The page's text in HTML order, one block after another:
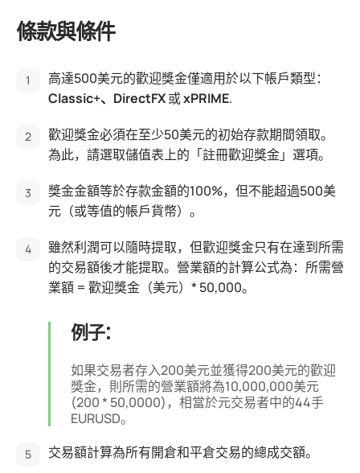
條款與條件
高達500美元的歡迎獎金僅適用於以下帳戶類型：
Classic+、DirectFX或xPRIME.
歡迎獎金必須在至少50美元的初始存款期間領取。
為此，請選取儲值表上的「註冊歡迎獎金」選項。
獎金金額等於存款金額的100%，但不能超過500美
元（或等值的帳戶貨幣）。
雖然利潤可以隨時提取，但歡迎獎金只有在達到所需
的交易額後才能提取。營業額的計算公式為：所需營
業額 = 歡迎獎金（美元）* 50,000。
例子：
如果交易者存入200美元並獲得200美元的歡迎
獎金，則所需的營業額將為10,000,000美元
(200 * 50,0000)，相當於元交易者中的44手
EURUSD。
交易額計算為所有開倉和平倉交易的總成交額。